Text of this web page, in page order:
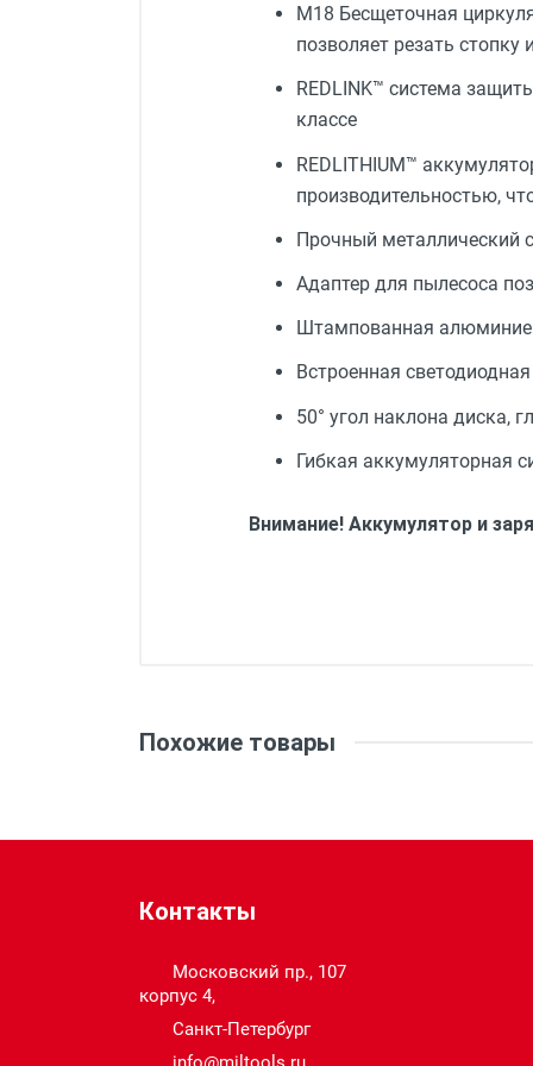
М18 Бесщеточная
позволяет резать
REDLINK™ система
классе
REDLITHIUM™
производительностью,
Прочный металлический
Адаптер для пылесоса
Штампованная
Встроенная
50° угол наклона диска,
Гибкая аккумуляторная
Внимание! Аккумулятор и
(мм):
Емкость аккумулятора (Ач):
Напряжение (В):
Похожие товары
Контакты
Московский пр., 107
корпус 4,
Санкт-Петербург